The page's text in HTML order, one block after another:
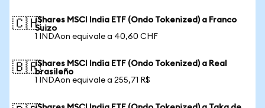
🇨🇭iShares MSCI India ETF (Ondo Tokenized) a Franco
Suizo
1 INDAon equivale a 40,60 CHF
🇧🇷iShares MSCI India ETF (Ondo Tokenized) a Real
brasileño
1 INDAon equivale a 255,71 R$